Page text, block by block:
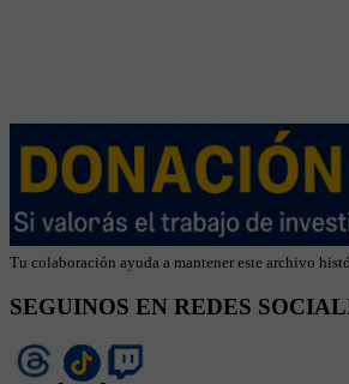
Tu colaboración ayuda a mantener este archivo
SEGUINOS EN REDES